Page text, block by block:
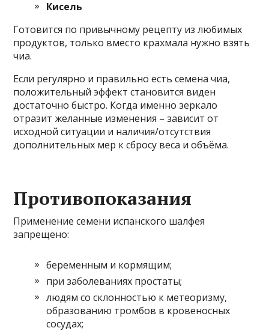
Кисель
Готовится по привычному рецепту из любимых
продуктов, только вместо крахмала нужно взять
чиа.
Если регулярно и правильно есть семена чиа,
положительный эффект становится виден
достаточно быстро. Когда именно зеркало
отразит желанные изменения – зависит от
исходной ситуации и наличия/отсутствия
дополнительных мер к сбросу веса и объёма.
Противопоказания
Применение семени испанского шалфея
запрещено:
беременным и кормящим;
при заболеваниях простаты;
людям со склонностью к метеоризму,
образованию тромбов в кровеносных
сосудах;